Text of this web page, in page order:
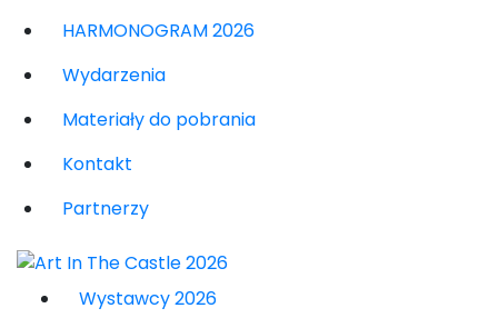
HARMONOGRAM 2026
Wydarzenia
Materiały do pobrania
Kontakt
Partnerzy
Wystawcy 2026